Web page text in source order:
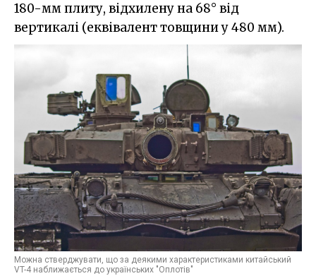
180-мм плиту, відхилену на 68° від
вертикалі (еквівалент товщини у 480 мм).
Можна стверджувати, що за деякими характеристиками китайський
VT-4 наближається до українських "Оплотів"